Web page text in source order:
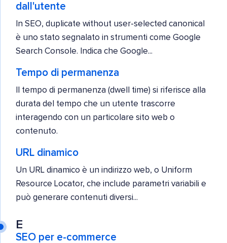
dall'utente
In SEO, duplicate without user-selected canonical
è uno stato segnalato in strumenti come Google
Search Console. Indica che Google...
Tempo di permanenza
Il tempo di permanenza (dwell time) si riferisce alla
durata del tempo che un utente trascorre
interagendo con un particolare sito web o
contenuto.
URL dinamico
Un URL dinamico è un indirizzo web, o Uniform
Resource Locator, che include parametri variabili e
può generare contenuti diversi...
E
SEO per e-commerce